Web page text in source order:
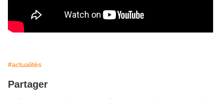
#actualités
Partager